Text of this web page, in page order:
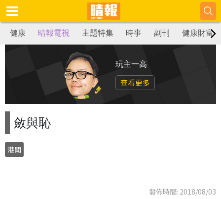
健康 晴報電視 主題特集 時事 副刊 健康財富
玩主一高
查看更多
斂與恥
港聞
發佈時間: 2018/08/03